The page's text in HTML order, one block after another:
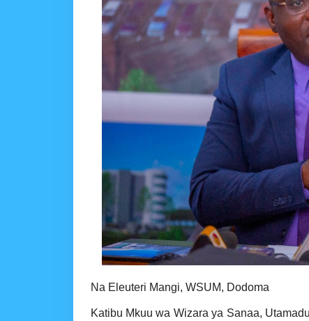
Na Eleuteri Mangi, WSUM, Dodoma
Katibu Mkuu wa Wizara ya Sanaa,